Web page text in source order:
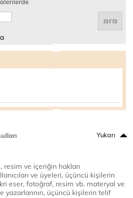
Yukarı
resim ve içeriğin hakları
ve üyeleri, üçüncü kişilerin
eser, fotoğraf, resim vb. materyal ve
yazarlarının, üçüncü kişilerin telif